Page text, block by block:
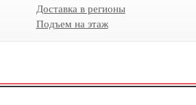
Доставка в регионы
Подъем на этаж